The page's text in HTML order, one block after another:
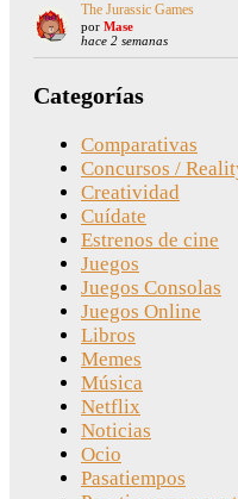
The Jurassic Games
por Mase
hace 2 semanas
Categorías
Comparativas
Concursos /
Creatividad
Cuídate
Estrenos de cine
Juegos
Juegos Consolas
Juegos Online
Libros
Memes
Música
Netflix
Noticias
Ocio
Pasatiempos